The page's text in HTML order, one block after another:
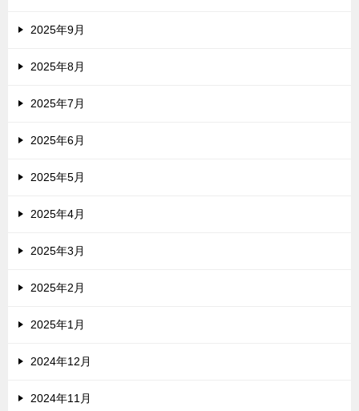
2025年9月
2025年8月
2025年7月
2025年6月
2025年5月
2025年4月
2025年3月
2025年2月
2025年1月
2024年12月
2024年11月